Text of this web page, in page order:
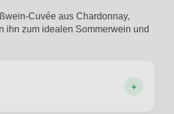
Cuvée aus Chardonnay,
ihn zum idealen Sommerwein und